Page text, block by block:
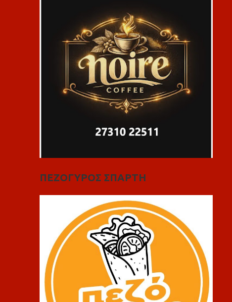
ΠΕΖΟΓΥΡΟΣ ΣΠΑΡΤΗ